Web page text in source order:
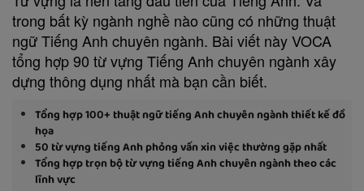
trong bất kỳ ngành nghề nào cũng có những thuật
ngữ Tiếng Anh chuyên ngành. Bài viết này VOCA
tổng hợp 90 từ vựng Tiếng Anh chuyên ngành xây
dựng thông dụng nhất mà bạn cần biết.
Tổng hợp 100+ thuật ngữ tiếng Anh chuyên ngành thiết kế đồ
họa
50 từ vựng tiếng Anh phỏng vấn xin việc thường gặp nhất
Tổng hợp trọn bộ từ vựng tiếng Anh chuyên ngành theo các
lĩnh vực